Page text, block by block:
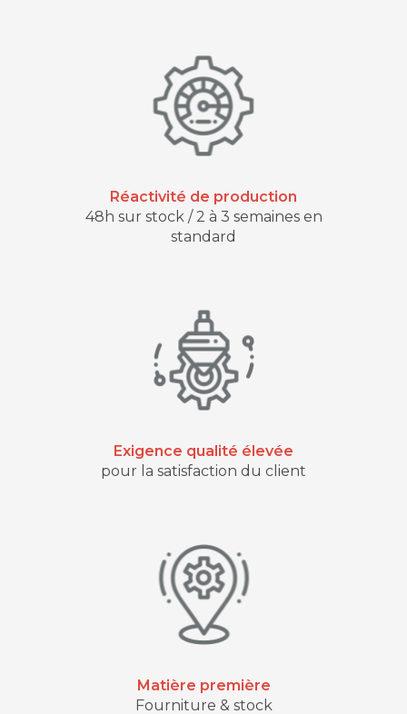
Réactivité de production
48h sur stock / 2 à 3 semaines en
standard
Exigence qualité élevée
pour la satisfaction du client
Matière première
Fourniture & stock